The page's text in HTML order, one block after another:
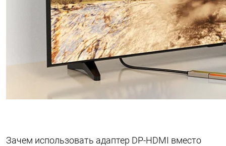
Зачем использовать адаптер DP-HDMI вместо